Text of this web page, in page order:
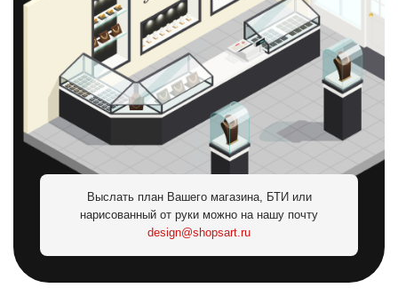
Выслать план Вашего магазина, БТИ или
нарисованный от руки можно на нашу почту
design@shopsart.ru